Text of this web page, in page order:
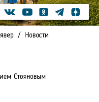
ВконтактеYoutubeОдноклассники
ТелеграмЯндекс
Новости